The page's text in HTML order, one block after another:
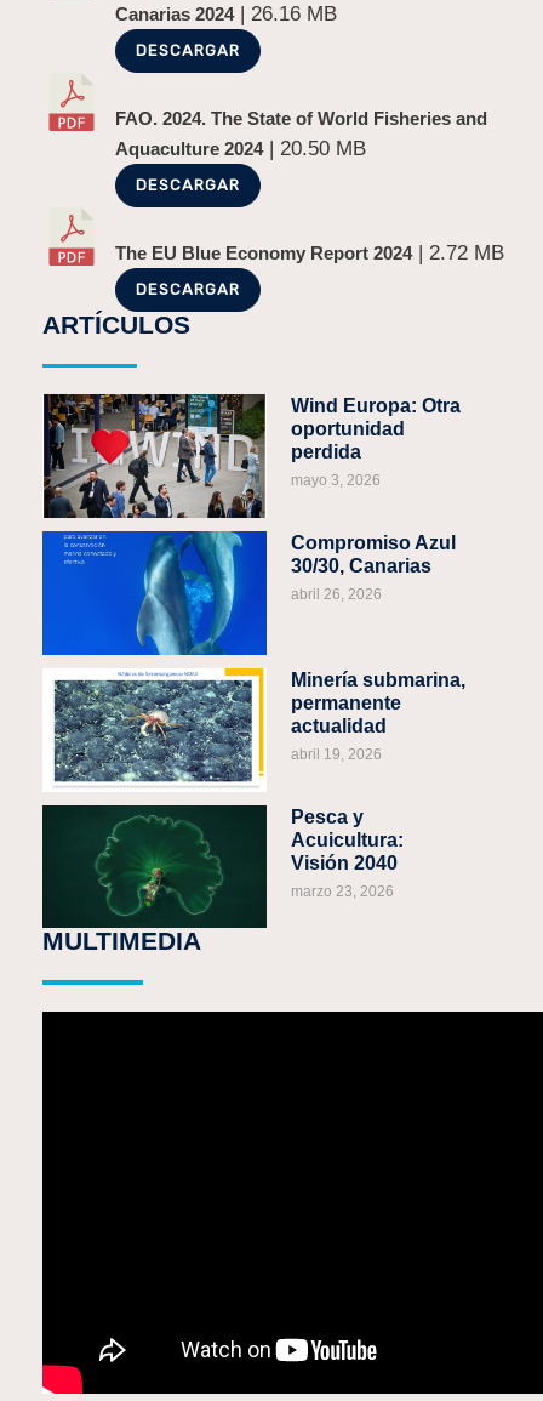
Canarias 2024| 26.16 MB
DESCARGAR
FAO. 2024. The State of World Fisheries and
Aquaculture 2024| 20.50 MB
DESCARGAR
The EU Blue Economy Report 2024| 2.72 MB
DESCARGAR
ARTÍCULOS
Wind Europa: Otra
oportunidad
perdida
mayo 3, 2026
Compromiso Azul
30/30, Canarias
abril 26, 2026
Minería submarina,
permanente
actualidad
abril 19, 2026
Pesca y
Acuicultura:
Visión 2040
marzo 23, 2026
MULTIMEDIA